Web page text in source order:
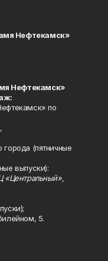
Нефтекамск»
Нефтекамск»
по
города (пятничные
выпуски):
«Центральный»,
5.